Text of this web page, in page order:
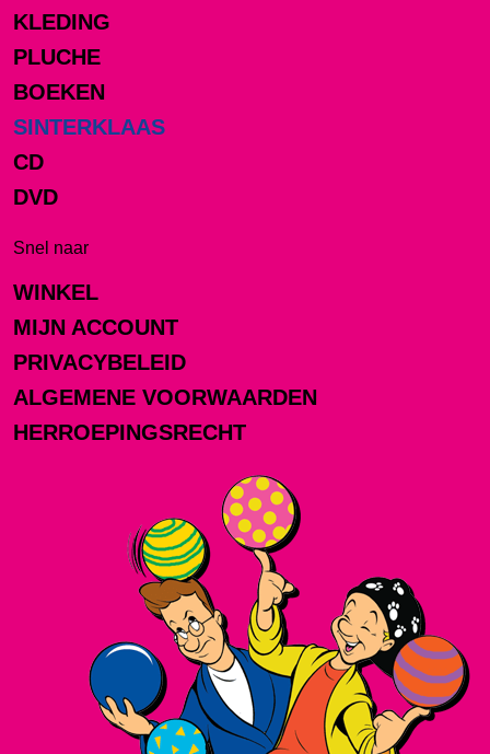
KLEDING
PLUCHE
BOEKEN
SINTERKLAAS
CD
DVD
Snel naar
WINKEL
MIJN ACCOUNT
PRIVACYBELEID
ALGEMENE VOORWAARDEN
HERROEPINGSRECHT